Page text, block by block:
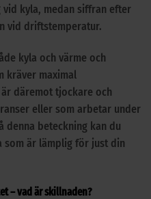
kyla, medan siffran efter
vid driftstemperatur.
kyla och värme och
kräver maximal
är däremot tjockare och
eller som arbetar under
denna beteckning kan du
som är lämplig för just din
– vad är skillnaden?